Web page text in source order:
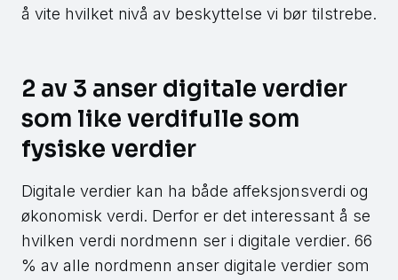
å vite hvilket nivå av beskyttelse vi bør tilstrebe.
2 av 3 anser digitale verdier
som like verdifulle som
fysiske verdier
Digitale verdier kan ha både affeksjonsverdi og
økonomisk verdi. Derfor er det interessant å se
hvilken verdi nordmenn ser i digitale verdier. 66
% av alle nordmenn anser digitale verdier som